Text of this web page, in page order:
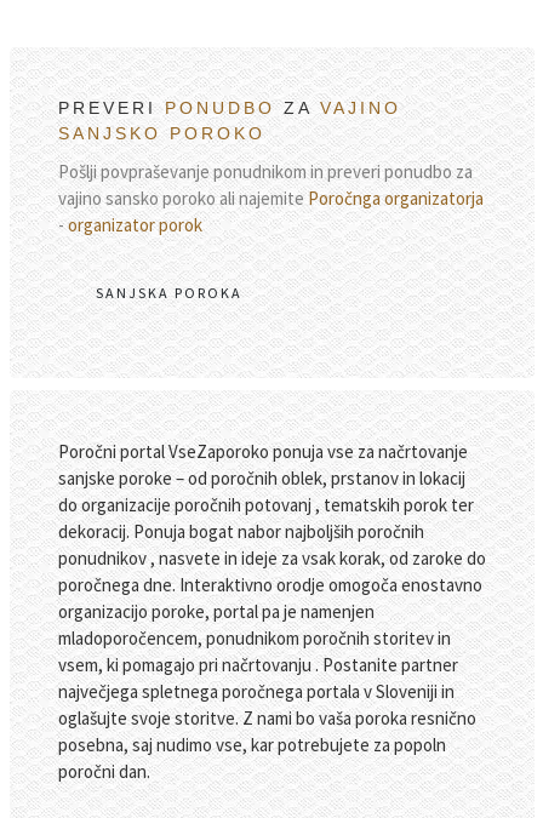
PREVERIPONUDBOZAVAJINO
SANJSKO POROKO
Pošlji povpraševanje ponudnikom in preveri ponudbo za
vajino sansko poroko ali najemitePoročnga organizatorja
-organizator porok
SANJSKA POROKA
Poročni portal VseZaporoko ponuja vse za načrtovanje
sanjske poroke – od poročnih oblek, prstanov in lokacij
do organizacije poročnih potovanj , tematskih porok ter
dekoracij. Ponuja bogat nabor najboljših poročnih
ponudnikov , nasvete in ideje za vsak korak, od zaroke do
poročnega dne. Interaktivno orodje omogoča enostavno
organizacijo poroke, portal pa je namenjen
mladoporočencem, ponudnikom poročnih storitev in
vsem, ki pomagajo pri načrtovanju . Postanite partner
največjega spletnega poročnega portala v Sloveniji in
oglašujte svoje storitve. Z nami bo vaša poroka resnično
posebna, saj nudimo vse, kar potrebujete za popoln
poročni dan.